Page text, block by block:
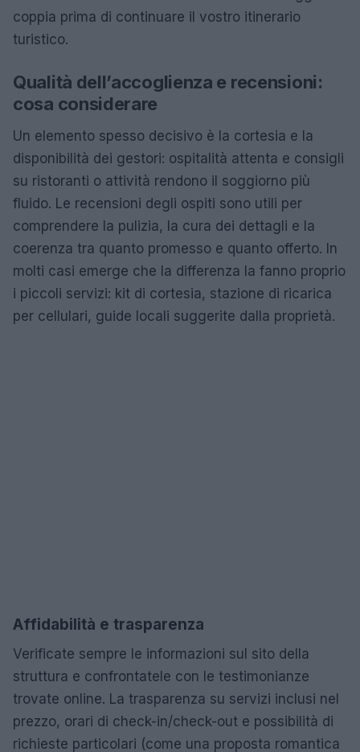
coppia prima di continuare il vostro itinerario
turistico.
Qualità dell’accoglienza e recensioni:
cosa considerare
Un elemento spesso decisivo è la cortesia e la
disponibilità dei gestori: ospitalità attenta e consigli
su ristoranti o attività rendono il soggiorno più
fluido. Le recensioni degli ospiti sono utili per
comprendere la pulizia, la cura dei dettagli e la
coerenza tra quanto promesso e quanto offerto. In
molti casi emerge che la differenza la fanno proprio
i piccoli servizi: kit di cortesia, stazione di ricarica
per cellulari, guide locali suggerite dalla proprietà.
Affidabilità e trasparenza
Verificate sempre le informazioni sul sito della
struttura e confrontatele con le testimonianze
trovate online. La trasparenza su servizi inclusi nel
prezzo, orari di check-in/check-out e possibilità di
richieste particolari (come una proposta romantica